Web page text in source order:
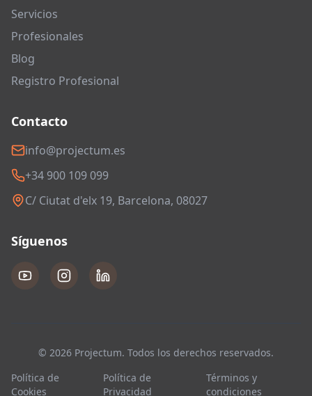
Servicios
Profesionales
Blog
Registro Profesional
Contacto
info@projectum.es
+34 900 109 099
C/ Ciutat d'elx 19, Barcelona, 08027
Síguenos
© 2026 Projectum. Todos los derechos reservados.
Política de
Cookies
Política de
Privacidad
Términos y
condiciones